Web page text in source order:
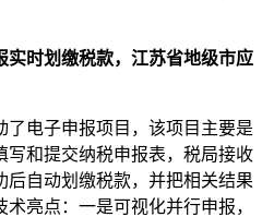
实时划缴税款，江苏省地级市应
了电子申报项目，该项目主要是
写和提交纳税申报表，税局接收
后自动划缴税款，并把相关结果
亮点：一是可视化并行申报，